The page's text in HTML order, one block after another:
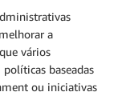
a
vários
baseadas
ou iniciativas